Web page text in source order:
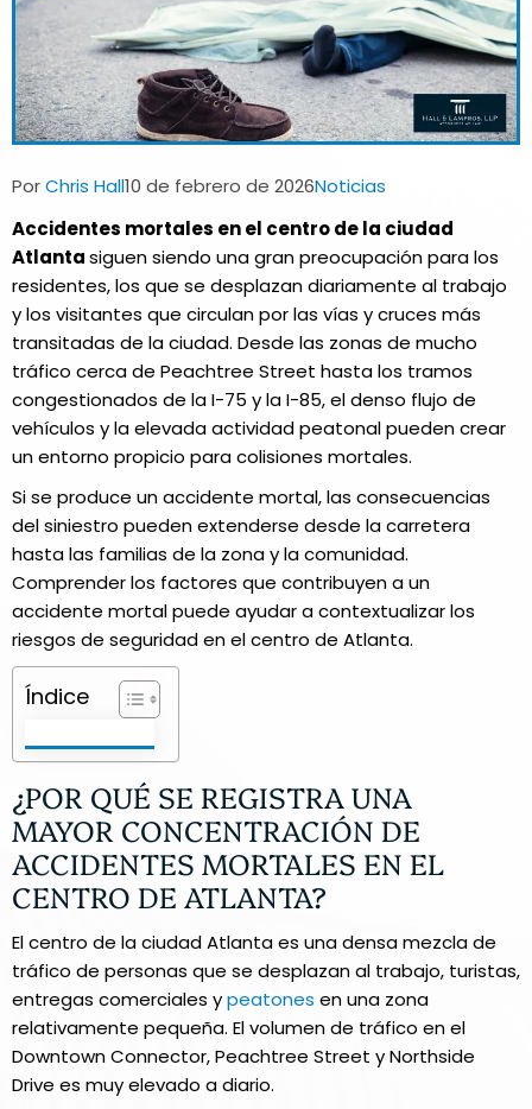
Autor
la
entrada:
PorChris HallPublicación
la
entrada:
10 de febrero de 2026Categoría
la
Noticias
Accidentes mortales en el centro de la ciudad
Atlantasiguen siendo una gran preocupación para los
residentes, los que se desplazan diariamente al trabajo
y los visitantes que circulan por las vías y cruces más
transitadas de la ciudad. Desde las zonas de mucho
tráfico cerca de Peachtree Street hasta los tramos
congestionados de la I-75 y la I-85, el denso flujo de
vehículos y la elevada actividad peatonal pueden crear
un entorno propicio para colisiones mortales.
Si se produce un accidente mortal, las consecuencias
del siniestro pueden extenderse desde la carretera
hasta las familias de la zona y la comunidad.
Comprender los factores que contribuyen a un
accidente mortal puede ayudar a contextualizar los
riesgos de seguridad en el centro de Atlanta.
Índice
¿POR QUÉ SE REGISTRA UNA
MAYOR CONCENTRACIÓN DE
ACCIDENTES MORTALES EN EL
CENTRO DE ATLANTA?
El centro de la ciudad Atlanta es una densa mezcla de
tráfico de personas que se desplazan al trabajo, turistas,
entregas comerciales ypeatones en una zona
relativamente pequeña. El volumen de tráfico en el
Downtown Connector, Peachtree Street y Northside
Drive es muy elevado a diario.